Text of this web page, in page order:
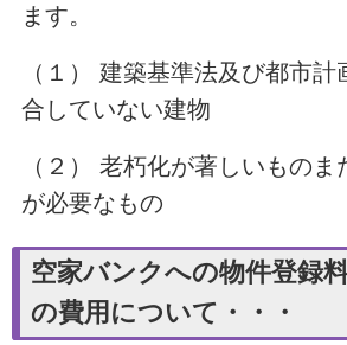
ます。
（１） 建築基準法及び都市
合していない建物
（２） 老朽化が著しいもの
が必要なもの
空家バンクへの物件登録
の費用について・・・